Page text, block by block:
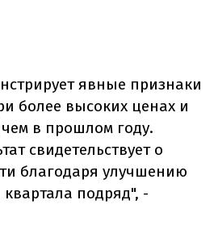
явные признаки
более высоких ценах и
в прошлом году.
свидетельствует о
благодаря улучшению
подряд", -